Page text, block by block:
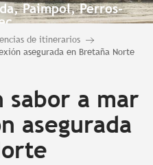
Paimpol, Perros-
de itinerarios
asegurada en Bretaña Norte
sabor a mar
asegurada